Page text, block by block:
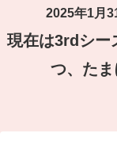
2025年1月
現在は3rdシー
つ、たま